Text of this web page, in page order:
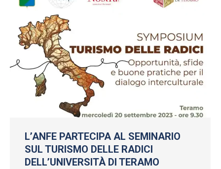
L’ANFE PARTECIPA AL SEMINARIO
SUL TURISMO DELLE RADICI
DELL’UNIVERSITÀ DI TERAMO